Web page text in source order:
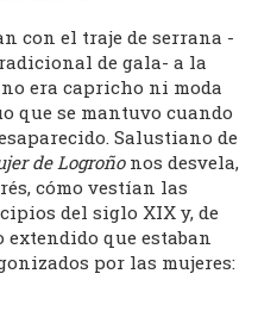
con el traje de serrana -
de gala- a la
era capricho ni moda
que se mantuvo cuando
Salustiano de
de Logroño nos desvela,
cómo vestían las
del siglo XIX y, de
extendido que estaban
por las mujeres: